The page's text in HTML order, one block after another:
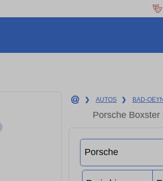
❯ AUTOS ❯ BAD-
Porsche